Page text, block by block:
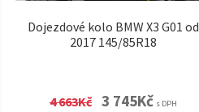
Dojezdové kolo BMW X3 G01 od
2017 145/85R18
4 663Kč
Original
3 745KčCurrent
s DPH